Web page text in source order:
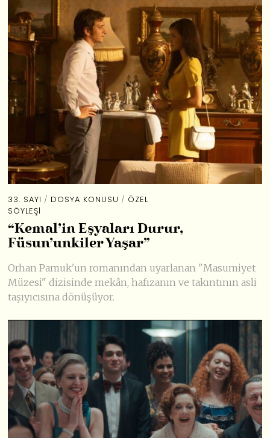
33. SAYI / DOSYA KONUSU / ÖZEL
SÖYLEŞI
“Kemal’in Eşyaları Durur,
Füsun’unkiler Yaşar”
Orhan Pamuk'un romanından uyarlanan "Masumiyet
Müzesi" dizisinde mekân, hafızanın ve takıntının asli
taşıyıcısına dönüşüyor.